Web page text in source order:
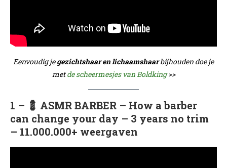
Eenvoudig jegezichtshaar en lichaamshaarbijhouden doe je
metde scheermesjes van Boldking>>
1 – 💈 ASMR BARBER – How a barber
can change your day – 3 years no trim
– 11.000.000+ weergaven